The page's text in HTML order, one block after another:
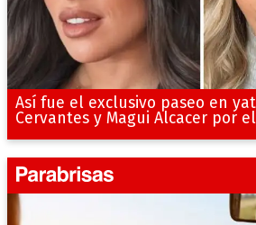
Así fue el exclusivo paseo en
Cervantes y Magui Alcacer por